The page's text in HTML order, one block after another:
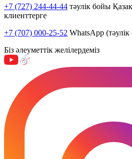
+7 (727) 244-44-44 тәулік бойы
клиенттерге
+7 (707) 000-25-52 WhatsApp
Біз әлеуметтік желілердеміз